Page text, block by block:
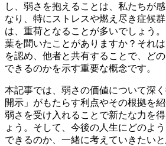
し、弱さを抱えることは、私たちが
なり、特にストレスや燃え尽き症候
は、重荷となることが多いでしょう
葉を聞いたことがありますか？それ
を認め、他者と共有することで、ど
できるのかを示す重要な概念です。
本記事では、弱さの価値について深
開示」がもたらす利点やその根拠を
弱さを受け入れることで新たな力を
ょう。そして、今後の人生にどのよ
できるのか、一緒に考えていきたい